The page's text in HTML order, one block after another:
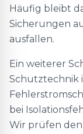
Häufig bleibt
Sicherungen
ausfallen.
Ein weiterer
Schutztechnik
bei
Wir prüfen